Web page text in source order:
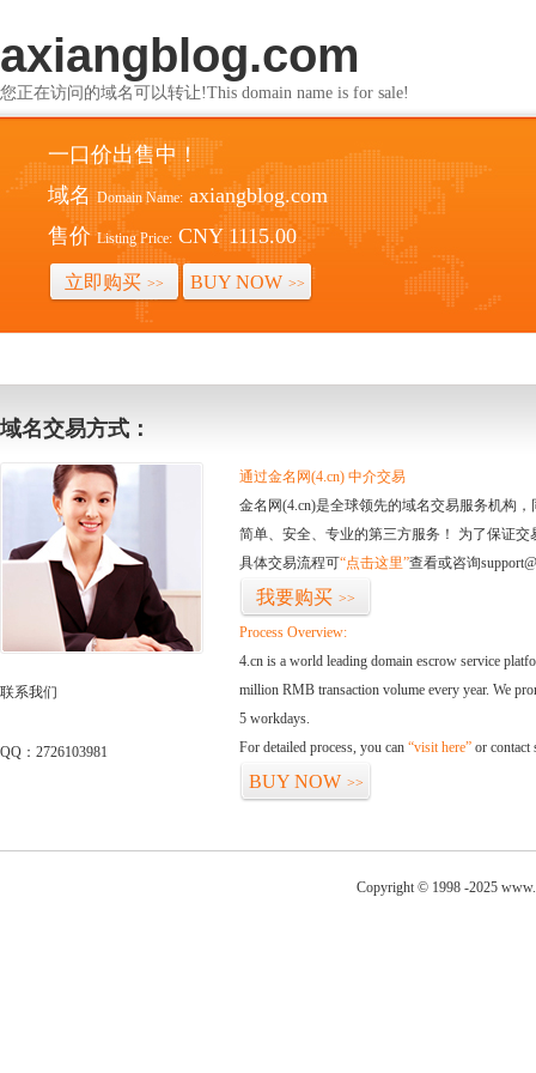
axiangblog.com
您正在访问的域名可以转让!This domain name is for sale!
一口价出售中！
域名 Domain Name: axiangblog.com
售价 Listing Price: CNY 1115.00
立即购买 >> BUY NOW >>
域名交易方式：
联系我们
QQ：2726103981
通过金名网(4.cn) 中介交易
金名网(4.cn)是全球领先的域名交易服务机构
简单、安全、专业的第三方服务！ 为了保证
具体交易流程可“点击这里”查看或咨询
我要购买 >>
Process Overview:
4.cn is a world leading domain escrow service
million RMB transaction volume every year. We
5 workdays.
For detailed process, you can “visit here” or contact
BUY NOW >>
Copyright © 1998 -2025